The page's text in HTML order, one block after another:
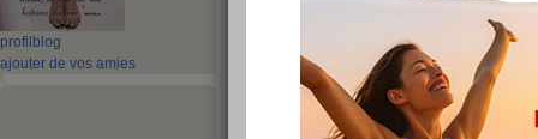
profil blog
ajouter de vos amies
Suiv. ›
lundi - je
publié le 14/10/2007 à 18:50